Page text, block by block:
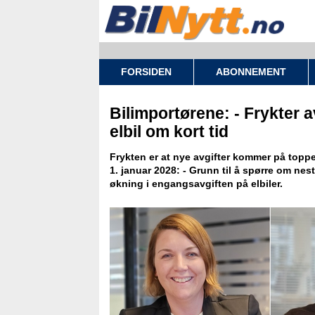
FORSIDEN ABONNEMENT
Bilimportørene: - Frykter
elbil om kort tid
Frykten er at nye avgifter kommer på
1. januar 2028: - Grunn til å spørre om
økning i engangsavgiften på elbiler.